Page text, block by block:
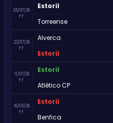
25/07/26
FT
Estoril
Torreense
22/07/26
FT
Alverca
Estoril
11/07/26
FT
Estoril
Atlético CP
16/05/26
FT
Estoril
Benfica